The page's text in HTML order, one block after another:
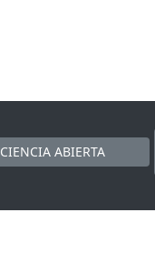
CIENCIA ABIERTA